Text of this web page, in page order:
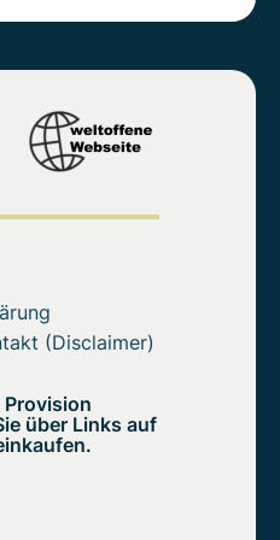
(Disclaimer)
Provision
über Links auf